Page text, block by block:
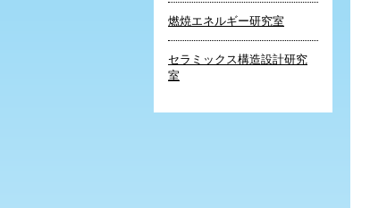
燃焼エネルギー研究室
セラミックス構造設計研究
室